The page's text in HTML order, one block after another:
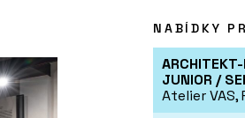
NABÍDKY
JUNIOR /
Atelier VAS,